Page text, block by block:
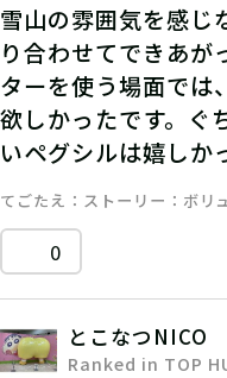
雪山の雰囲気を感じ
り合わせてできあが
ターを使う場面では
欲しかったです。ぐ
いペグシルは嬉しか
てごたえ ストーリー ボリ
0
とこなつNICO
Ranked in TOP